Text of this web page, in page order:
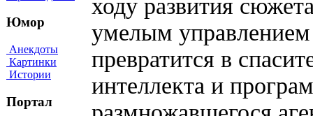
Юмор
Анекдоты
Картинки
Истории
Портал
ходу развития
умелым
превратится в
интеллекта и